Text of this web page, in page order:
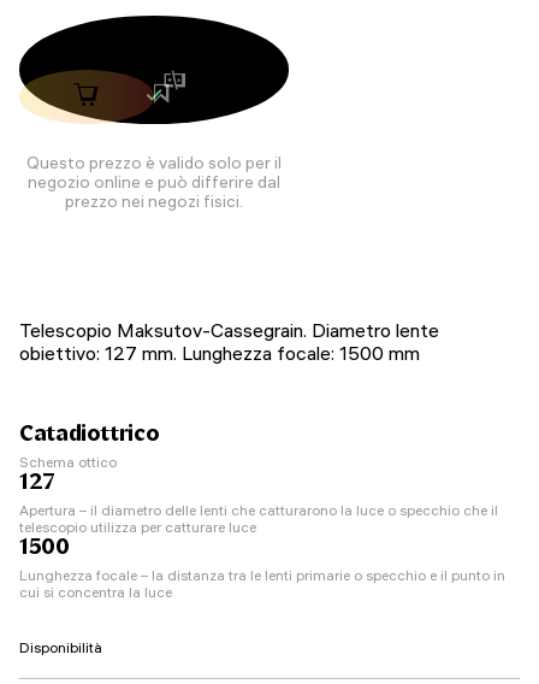
Questo prezzo è valido solo per il
negozio online e può differire dal
prezzo nei negozi fisici.
Telescopio Maksutov-Cassegrain. Diametro lente
obiettivo: 127 mm. Lunghezza focale: 1500 mm
Catadiottrico
Schema ottico
127
Apertura – il diametro delle lenti che catturarono la luce o specchio che il
telescopio utilizza per catturare luce
1500
Lunghezza focale – la distanza tra le lenti primarie o specchio e il punto in
cui si concentra la luce
Disponibilità